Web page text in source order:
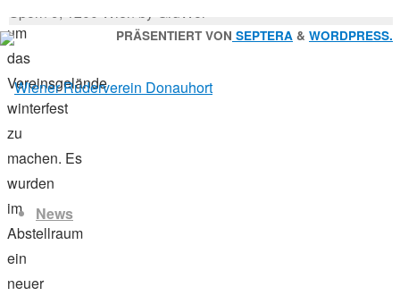
Zum
Inhalt
springenNews
um
das
Vereinsgelände
winterfest
zu
machen. Es
wurden
im
Abstellraum
ein
neuer
Sporn 9, 1200 Wien by GruWol
PRÄSENTIERT VON SEPTERA & WORDPRESS.
Zurück
nach
oben